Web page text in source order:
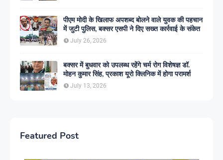
पीएम मोदी के खिलाफ अपशब्द बोलने वाले युवक की पहचान
में जुटी पुलिस, बक्सर एसपी ने दिए सख्त कार्रवाई के संकेत
July 26, 2026
बक्सर में बुधवार को उपलब्ध रहेंगे चर्म रोग विशेषज्ञ डॉ.
मोहन कुमार सिंह, प्रकाश यूरो क्लिनिक में होगा परामर्श
July 13, 2026
Featured Post